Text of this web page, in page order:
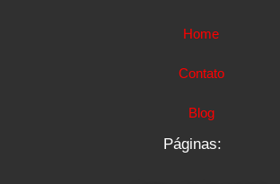
Home
Contato
Blog
Páginas: